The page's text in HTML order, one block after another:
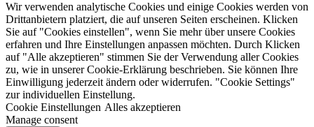
Wir verwenden analytische Cookies und einige Cookies werden von
Drittanbietern platziert, die auf unseren Seiten erscheinen. Klicken
Sie auf "Cookies einstellen", wenn Sie mehr über unsere Cookies
erfahren und Ihre Einstellungen anpassen möchten. Durch Klicken
auf "Alle akzeptieren" stimmen Sie der Verwendung aller Cookies
zu, wie in unserer Cookie-Erklärung beschrieben. Sie können Ihre
Einwilligung jederzeit ändern oder widerrufen. "Cookie Settings"
zur individuellen Einstellung.
Cookie Einstellungen Alles akzeptieren
Manage consent